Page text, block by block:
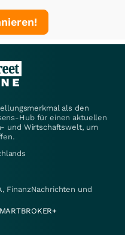
als den
Hub für einen aktuellen
und Wirtschaftswelt, um
FinanzNachrichten und